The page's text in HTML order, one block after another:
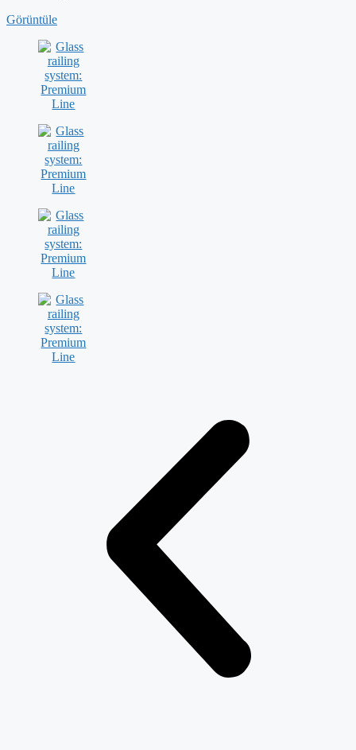
Görüntüle